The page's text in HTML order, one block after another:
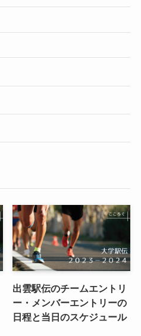
出雲駅伝のチームエントリ
ー・メンバーエントリーの
日程と当日のスケジュール